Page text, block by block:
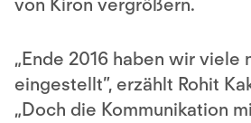
von Kiron vergrößern.
„Ende 2016 haben wir viele
eingestellt”, erzählt Rohit
„Doch die Kommunikation